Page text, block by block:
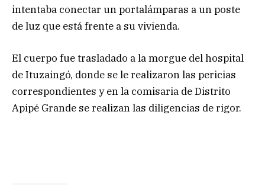
intentaba conectar un portalámparas a un poste
de luz que está frente a su vivienda.
El cuerpo fue trasladado a la morgue del hospital
de Ituzaingó, donde se le realizaron las pericias
correspondientes y en la comisaria de Distrito
Apipé Grande se realizan las diligencias de rigor.